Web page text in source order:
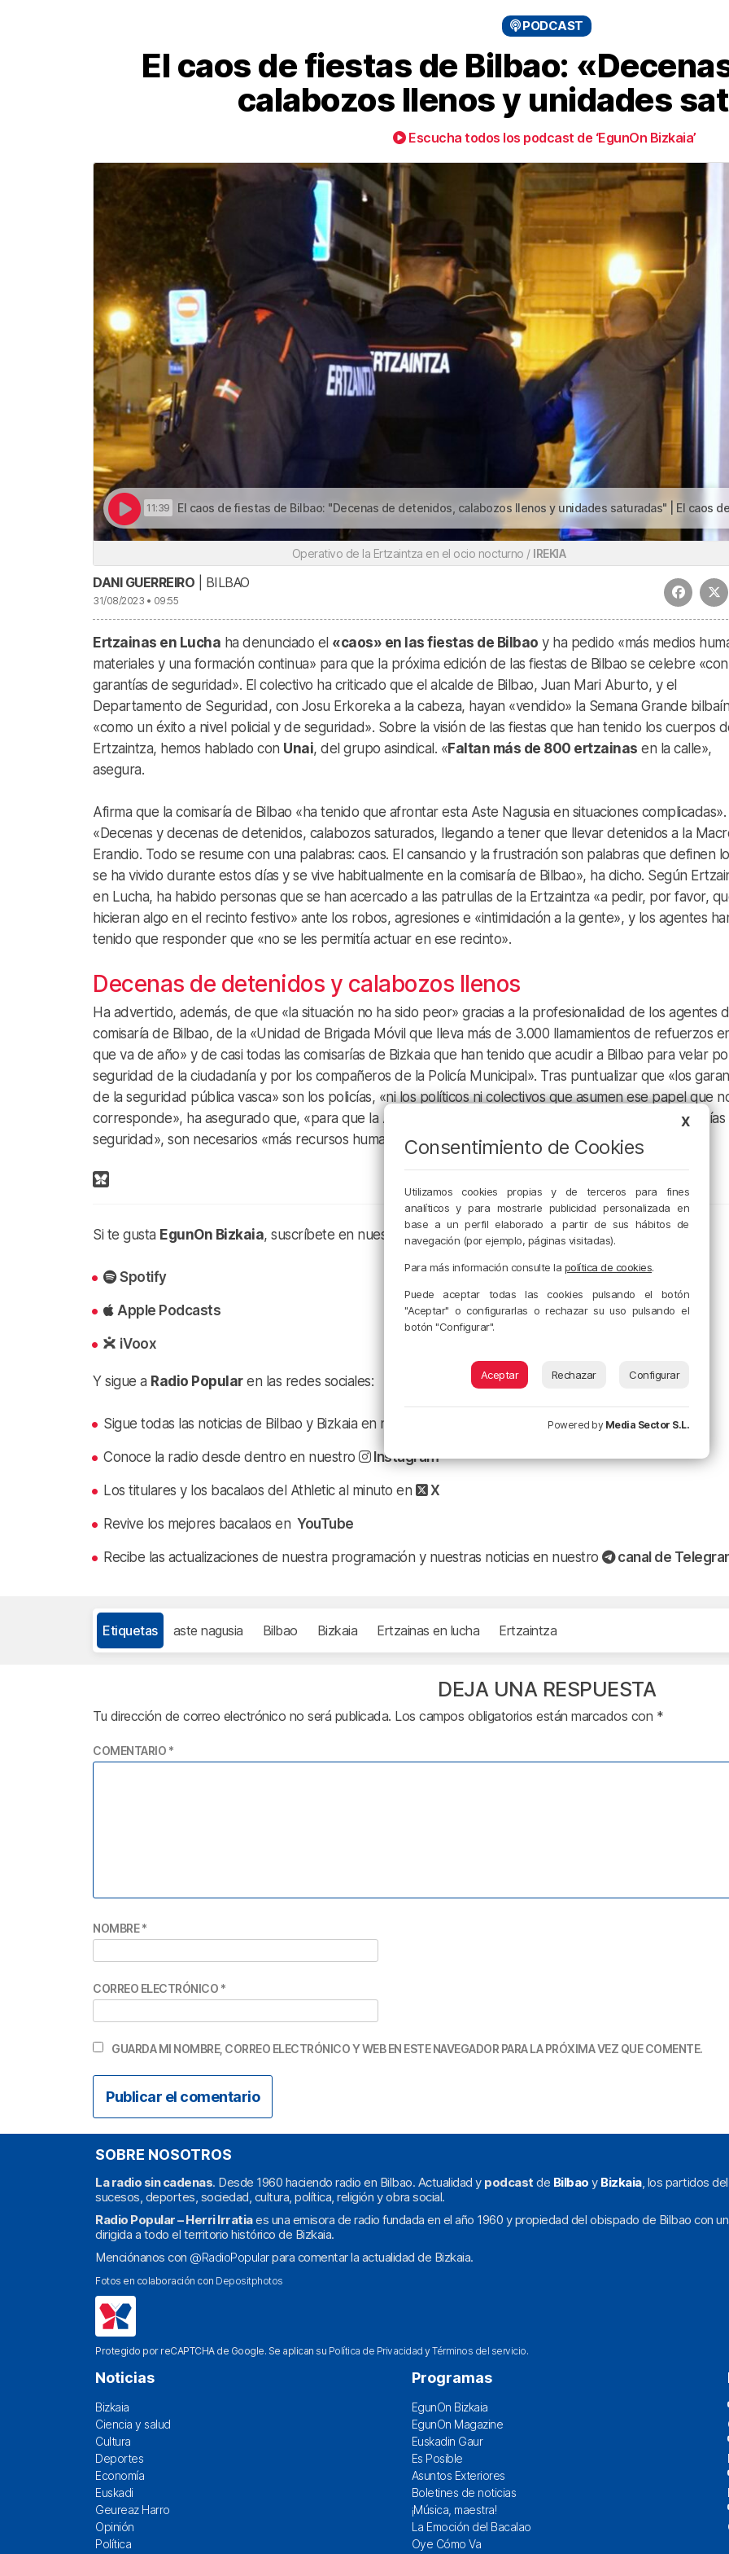
PODCAST
El caos de fiestas de Bilbao:
calabozos llenos y unidades
Escucha todos los podcast de ‘EgunOn Bizkaia’
11:39 El caos de fiestas de Bilbao: "Decenas de detenidos, calabozos llenos y unidades saturadas" | El caos de fiestas de Bilbao: «Decenas de detenidos, calabozos llenos y unidades
Operativo de la Ertzaintza en el ocio nocturno / IREKIA
DANI GUERREIRO | BILBAO
31/08/2023 • 09:55
Ertzainas en Lucha ha denunciado el «caos» en las fiestas de Bilbao y ha pedido «más medios
materiales y una formación continua» para que la próxima edición de las fiestas de Bilbao se celebre «con
garantías de seguridad». El colectivo ha criticado que el alcalde de Bilbao, Juan Mari Aburto, y el
Departamento de Seguridad, con Josu Erkoreka a la cabeza, hayan «vendido» la Semana Grande
«como un éxito a nivel policial y de seguridad». Sobre la visión de las fiestas que han tenido los cuerpos
Ertzaintza, hemos hablado con Unai, del grupo asindical. «Faltan más de 800 ertzainas en la calle»,
asegura.
Afirma que la comisaría de Bilbao «ha tenido que afrontar esta Aste Nagusia en situaciones complicadas».
«Decenas y decenas de detenidos, calabozos saturados, llegando a tener que llevar detenidos a la
Erandio. Todo se resume con una palabras: caos. El cansancio y la frustración son palabras que definen
se ha vivido durante estos días y se vive habitualmente en la comisaría de Bilbao», ha dicho. Según
en Lucha, ha habido personas que se han acercado a las patrullas de la Ertzaintza «a pedir, por favor,
hicieran algo en el recinto festivo» ante los robos, agresiones e «intimidación a la gente», y los agentes
tenido que responder que «no se les permitía actuar en ese recinto».
Decenas de detenidos y calabozos llenos
Ha advertido, además, de que «la situación no ha sido peor» gracias a la profesionalidad de los agentes
comisaría de Bilbao, de la «Unidad de Brigada Móvil que lleva más de 3.000 llamamientos de refuerzos
que va de año» y de casi todas las comisarías de Bizkaia que han tenido que acudir a Bilbao para velar
seguridad de la ciudadanía y por los compañeros de la Policía Municipal». Tras puntualizar que «los
de la seguridad pública vasca» son los policías, «ni los políticos ni colectivos que asumen ese papel que
corresponde», ha asegurado que, «para que la Aste Nagusia del año que viene se celebre con garantías
seguridad», son necesarios «más recursos humanos, materiales y una formación continua».
Si te gusta EgunOn Bizkaia, suscríbete en nuestros canales de podcast:
Spotify
Apple Podcasts
iVoox
Y sigue a Radio Popularen las redes sociales:
Sigue todas las noticias de Bilbao y Bizkaia en nuestro
Conoce la radio desde dentro en nuestro Instagram
Los titulares y los bacalaos del Athletic al minuto en X
Revive los mejores bacalaos en YouTube
Recibe las actualizaciones de nuestra programación y nuestras noticias en nuestro canal de
Etiquetas aste nagusia Bilbao Bizkaia Ertzainas en lucha Ertzaintza
DEJA UNA RESPUESTA
Tu dirección de correo electrónico no será publicada. Los campos obligatorios están marcados con *
COMENTARIO *
NOMBRE*
CORREO ELECTRÓNICO *
GUARDA MI NOMBRE, CORREO ELECTRÓNICO Y WEB EN ESTE NAVEGADOR PARA LA PRÓXIMA VEZ QUE COMENTE.
SOBRE NOSOTROS
La radio sin cadenas. Desde 1960 haciendo radio en Bilbao. Actualidad y podcast de Bilbao y Bizkaia, los partidos
sucesos, deportes, sociedad, cultura, política, religión y obra social.
Radio Popular – Herri Irratiaes una emisora de radio fundada en el año 1960 y propiedad del obispado de Bilbao con
dirigida a todo el territorio histórico de Bizkaia.
Menciónanos con @RadioPopularpara comentar la actualidad de Bizkaia.
Fotos en colaboración con Depositphotos
Protegido por reCAPTCHA de Google. Se aplican su Política de Privacidad yTérminos del servicio.
Noticias
Bizkaia
Ciencia y salud
Cultura
Deportes
Economía
Euskadi
Geureaz Harro
Opinión
Política
Programas
EgunOn Bizkaia
EgunOn Magazine
Euskadin Gaur
Es Posible
Asuntos Exteriores
Boletines de noticias
¡Música, maestra!
La Emoción del Bacalao
Oye Cómo Va
X
Consentimiento de Cookies
Utilizamos cookies propias y de terceros para fines
analíticos y para mostrarle publicidad personalizada en
base a un perfil elaborado a partir de sus hábitos de
navegación (por ejemplo, páginas visitadas).
Para más información consulte la política de cookies.
Puede aceptar todas las cookies pulsando el botón
"Aceptar" o configurarlas o rechazar su uso pulsando el
botón "Configurar".
Aceptar Rechazar Configurar
Powered by Media Sector S.L.